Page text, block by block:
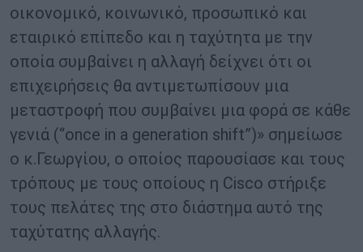
οικονομικό, κοινωνικό, προσωπικό και
εταιρικό επίπεδο και η ταχύτητα με την
οποία συμβαίνει η αλλαγή δείχνει ότι οι
επιχειρήσεις θα αντιμετωπίσουν μια
μεταστροφή που συμβαίνει μια φορά σε κάθε
γενιά (“once in a generation shift”)» σημείωσε
ο κ.Γεωργίου, ο οποίος παρουσίασε και τους
τρόπους με τους οποίους η Cisco στήριξε
τους πελάτες της στο διάστημα αυτό της
ταχύτατης αλλαγής.